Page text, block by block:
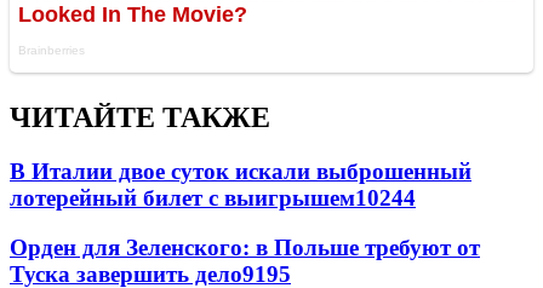
ЧИТАЙТЕ ТАКЖЕ
В Италии двое суток искали выброшенный
лотерейный билет с выигрышем10244
Орден для Зеленского: в Польше требуют от
Туска завершить дело9195